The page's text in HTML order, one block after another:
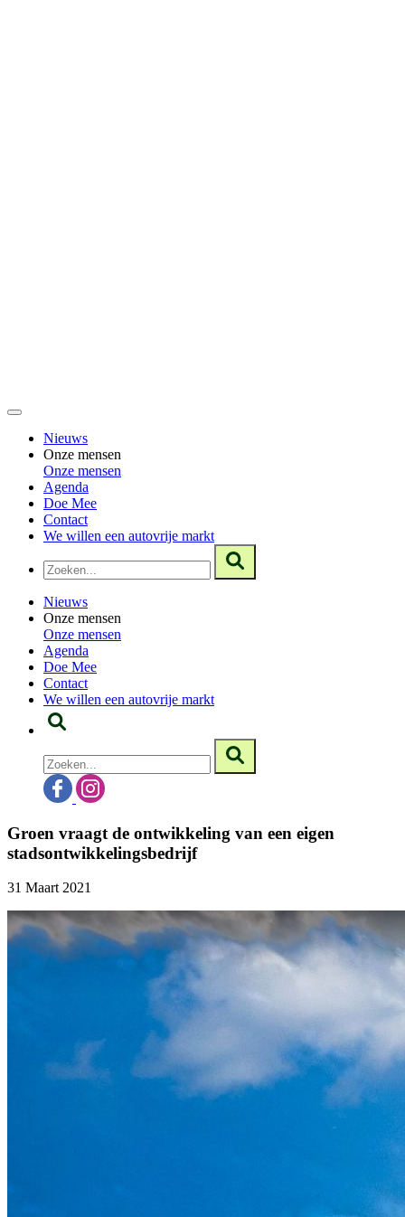
Nieuws
Onze mensen
Onze mensen
Agenda
Doe Mee
Contact
We willen een autovrije markt
Nieuws
Onze mensen
Onze mensen
Agenda
Doe Mee
Contact
We willen een autovrije markt
Groen vraagt de ontwikkeling van een eigen
stadsontwikkelingsbedrijf
31 Maart 2021